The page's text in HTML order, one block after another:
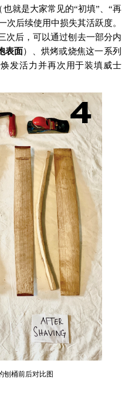
就是大家常见的“初填”、“再
后续使用中损失其活跃度。
次后，可以通过刨去一部分内
表面）、烘烤或烧焦这一系列
发活力并再次用于装填威士
刨桶前后对比图